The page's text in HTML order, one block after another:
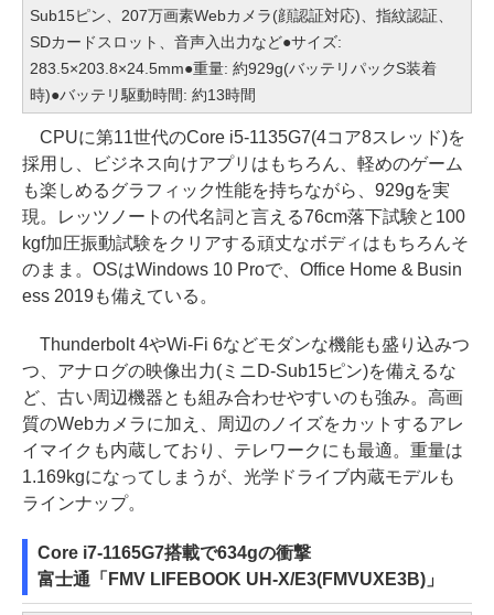
Sub15ピン、207万画素Webカメラ(顔認証対応)、指紋認証、
SDカードスロット、音声入出力など●サイズ:
283.5×203.8×24.5mm●重量: 約929g(バッテリパックS装着
時)●バッテリ駆動時間: 約13時間
CPUに第11世代のCore i5-1135G7(4コア8スレッド)を
採用し、ビジネス向けアプリはもちろん、軽めのゲーム
も楽しめるグラフィック性能を持ちながら、929gを実
現。レッツノートの代名詞と言える76cm落下試験と100
kgf加圧振動試験をクリアする頑丈なボディはもちろんそ
のまま。OSはWindows 10 Proで、Office Home & Busin
ess 2019も備えている。
Thunderbolt 4やWi-Fi 6などモダンな機能も盛り込みつ
つ、アナログの映像出力(ミニD-Sub15ピン)を備えるな
ど、古い周辺機器とも組み合わせやすいのも強み。高画
質のWebカメラに加え、周辺のノイズをカットするアレ
イマイクも内蔵しており、テレワークにも最適。重量は
1.169kgになってしまうが、光学ドライブ内蔵モデルも
ラインナップ。
Core i7-1165G7搭載で634gの衝撃
富士通「FMV LIFEBOOK UH-X/E3(FMVUXE3B)」